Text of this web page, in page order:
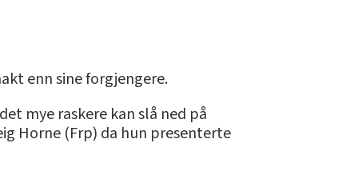
enn sine forgjengere.
mye raskere kan slå ned på
Horne (Frp) da hun presenterte